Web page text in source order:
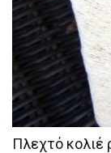
Πλεχτό κολιέ